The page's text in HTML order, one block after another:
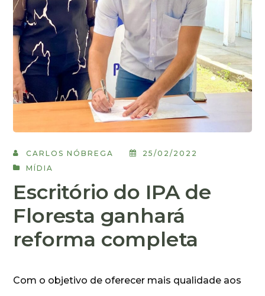
CARLOS NÓBREGA
25/02/2022
MÍDIA
Escritório do IPA de
Floresta ganhará
reforma completa
Com o objetivo de oferecer mais qualidade aos